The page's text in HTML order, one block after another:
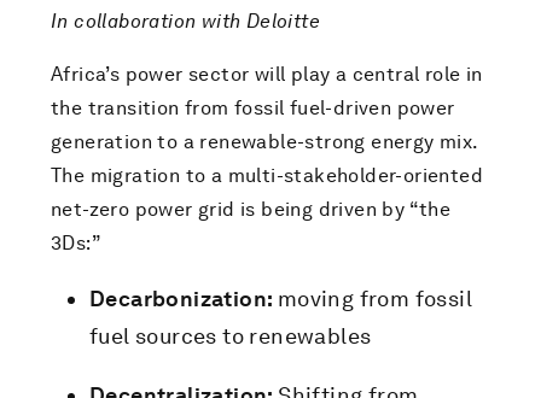
In collaboration with Deloitte
Africa’s power sector will play a central role in
the transition from fossil fuel-driven power
generation to a renewable-strong energy mix.
The migration to a multi-stakeholder-oriented
net-zero power grid is being driven by “the
3Ds:”
Decarbonization: moving from fossil
fuel sources to renewables